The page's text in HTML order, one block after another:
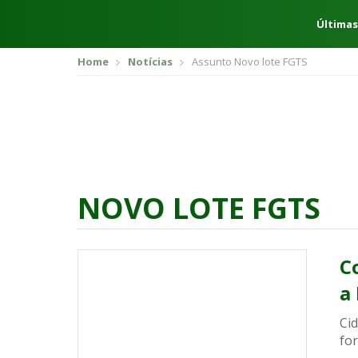
Home Notícias Assunto Novo lote FGTS
NOVO LOTE FGTS
a